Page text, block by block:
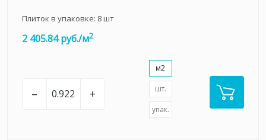
Плиток в упаковке: 8шт
2 405.84 руб./м2
– +
м2
шт.
упак.